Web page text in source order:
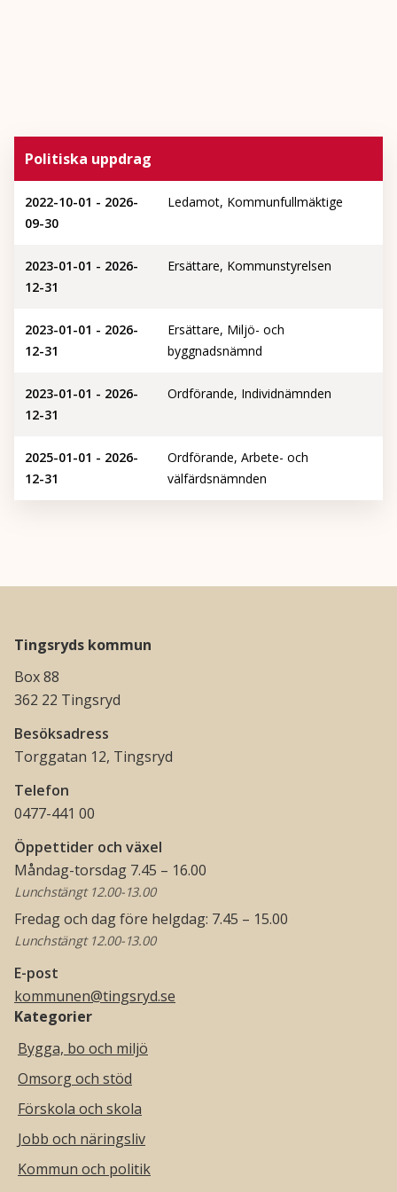
Politiska uppdrag
2022-10-01 - 2026-
09-30
Ledamot, Kommunfullmäktige
2023-01-01 - 2026-
12-31
Ersättare, Kommunstyrelsen
2023-01-01 - 2026-
12-31
Ersättare, Miljö- och
byggnadsnämnd
2023-01-01 - 2026-
12-31
Ordförande, Individnämnden
2025-01-01 - 2026-
12-31
Ordförande, Arbete- och
välfärdsnämnden
Tingsryds kommun
Box 88
362 22 Tingsryd
Besöksadress
Torggatan 12, Tingsryd
Telefon
0477-441 00
Öppettider och växel
Måndag-torsdag 7.45 – 16.00
Lunchstängt 12.00-13.00
Fredag och dag före helgdag: 7.45 – 15.00
Lunchstängt 12.00-13.00
E-post
kommunen@tingsryd.se
Kategorier
Bygga, bo och miljö
Omsorg och stöd
Förskola och skola
Jobb och näringsliv
Kommun och politik